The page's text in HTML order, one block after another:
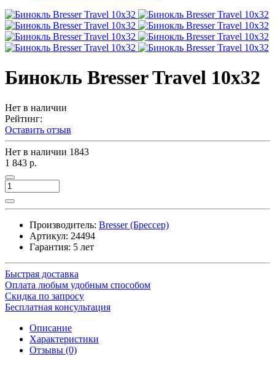
Бинокль Bresser Travel 10x32
Нет в наличии
Рейтинг:
Оставить отзыв
Нет в наличии 1843
1 843 р.
Производитель: Bresser (Брессер)
Артикул: 24494
Гарантия: 5 лет
Быстрая доставка
Оплата любым удобным способом
Скидка по запросу
Бесплатная консультация
Описание
Характеристики
Отзывы (0)